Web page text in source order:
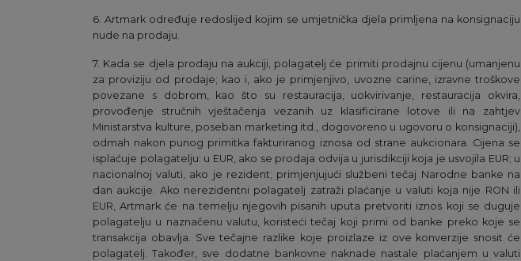
6. Artmark određuje redoslijed kojim se umjetnička djela primljena na konsignaciju
nude na prodaju.
7. Kada se djela prodaju na aukciji, polagatelj će primiti prodajnu cijenu (umanjenu
za proviziju od prodaje; kao i, ako je primjenjivo, uvozne carine, izravne troškove
povezane s dobrom, kao što su restauracija, uokvirivanje, restauracija okvira,
provođenje stručnih vještačenja vezanih uz klasificirane lotove ili na zahtjev
Ministarstva kulture, poseban marketing itd., dogovoreno u ugovoru o konsignaciji),
odmah nakon punog primitka fakturiranog iznosa od strane aukcionara. Cijena se
isplaćuje polagatelju: u EUR, ako se prodaja odvija u jurisdikciji koja je usvojila EUR; u
nacionalnoj valuti, ako je rezident; primjenjujući službeni tečaj Narodne banke na
dan aukcije. Ako nerezidentni polagatelj zatraži plaćanje u valuti koja nije RON ili
EUR, Artmark će na temelju njegovih pisanih uputa pretvoriti iznos koji se duguje
polagatelju u naznačenu valutu, koristeći tečaj koji primi od banke preko koje se
transakcija obavlja. Sve tečajne razlike koje proizlaze iz ove konverzije snosit će
polagatelj. Također, sve dodatne bankovne naknade nastale plaćanjem u valuti